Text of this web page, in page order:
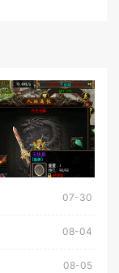
07-30
08-04
08-05